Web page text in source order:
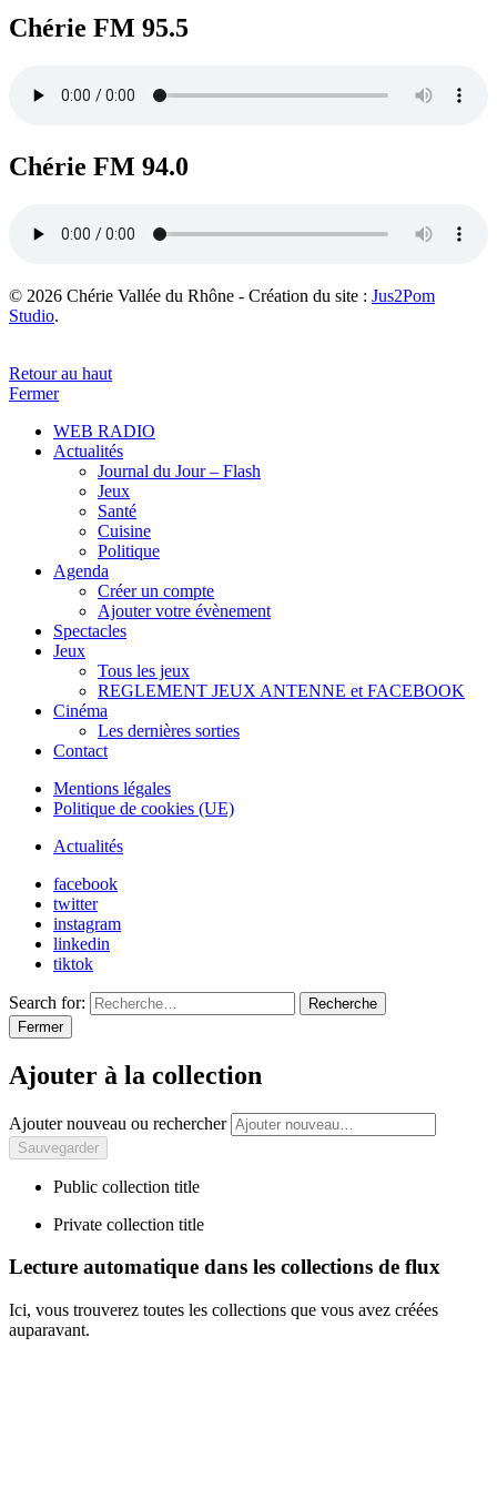
Chérie FM 95.5
Chérie FM 94.0
© 2026 Chérie Vallée du Rhône - Création du site : Jus2Pom
Studio.
Retour au haut
Fermer
WEB RADIO
Actualités
Journal du Jour – Flash
Jeux
Santé
Cuisine
Politique
Agenda
Créer un compte
Ajouter votre évènement
Spectacles
Jeux
Tous les jeux
REGLEMENT JEUX ANTENNE et FACEBOOK
Cinéma
Les dernières sorties
Contact
Mentions légales
Politique de cookies (UE)
Actualités
facebook
twitter
instagram
linkedin
tiktok
Search for:
Recherche
Fermer
Ajouter à la collection
Ajouter nouveau ou rechercher
Public collection title
Private collection title
Lecture automatique dans les collections de flux
Ici, vous trouverez toutes les collections que vous avez créées
auparavant.